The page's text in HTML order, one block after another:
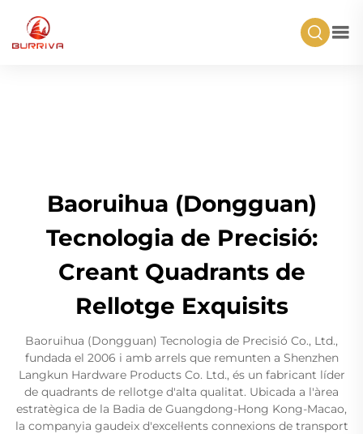
Baoruihua (Dongguan)
Tecnologia de Precisió:
Creant Quadrants de
Rellotge Exquisits
Baoruihua (Dongguan) Tecnologia de Precisió Co., Ltd.,
fundada el 2006 i amb arrels que remunten a Shenzhen
Langkun Hardware Products Co. Ltd., és un fabricant líder
de quadrants de rellotge d'alta qualitat. Ubicada a l'àrea
estratègica de la Badia de Guangdong-Hong Kong-Macao,
la companyia gaudeix d'excel·lents connexions de transport